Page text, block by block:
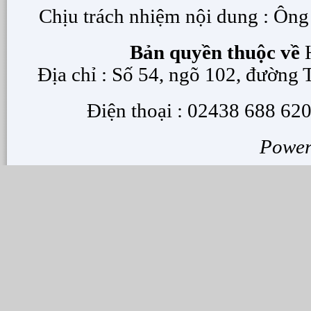
Chịu trách nhiệm nội dung :
Bản quyền thuộc về
Địa chỉ : Số 54, ngõ 102, đường
Điện thoại : 02438 688